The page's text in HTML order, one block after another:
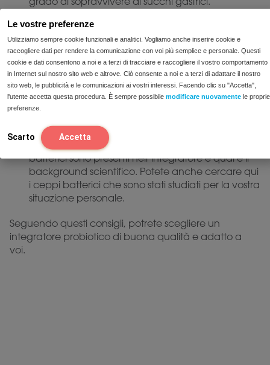
Le vostre preferenze
Utilizziamo sempre cookie funzionali e analitici. Vogliamo anche inserire cookie e
raccogliere dati per rendere la comunicazione con voi più semplice e personale. Questi
cookie e dati consentono a noi e a terzi di tracciare e raccogliere il vostro comportamento
in Internet sul nostro sito web e altrove. Ciò consente a noi e a terzi di adattare il nostro
sito web, le pubblicità e le comunicazioni ai vostri interessi. Facendo clic su "Accetta",
l'utente accetta questa procedura. È sempre possibile modificare nuovamente le proprie
preferenze.
Scarto Accetta
Ingredienti aggiunti minimi:
numero possibile di ingredienti aggiunti. Additivi
come i dolcificanti (polioli) e le fibre sotto forma di
frutto-oligosaccaridi (FOS o inulina) sono difficili da
digerire per alcune persone.
batterica ha un importante valore aggiunto.
Pertanto, è bene verificare sempre quali ceppi
batterici sono presenti nell’integratore e qual è il
background scientifico. Potete anche cercare qui
i ceppi batterici che sono stati studiati per la vostra
situazione personale.
Seguendo questi consigli, potrete scegliere un
integratore probiotico di buona qualità e adatto a
voi.